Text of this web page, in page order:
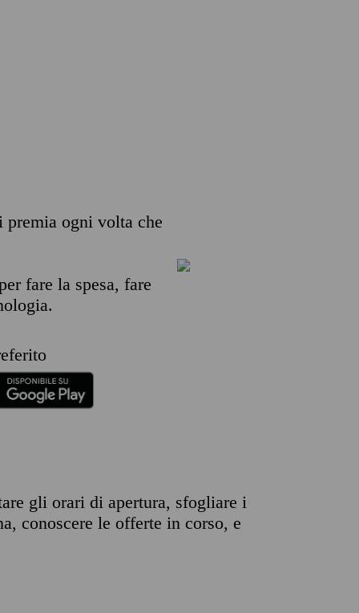
premia ogni volta che
fare la spesa, fare
gli orari di apertura, sfogliare i
conoscere le offerte in corso, e